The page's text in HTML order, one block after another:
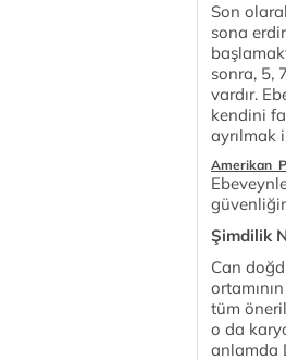
Son
sona
sonra, 5,
vardır.
kendini
ayrılmak
Amerikan
Şimdilik
Can
tüm
o da
anlamda